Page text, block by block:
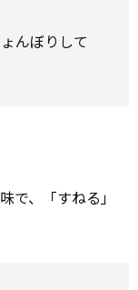
んぼりして
で、「すねる」